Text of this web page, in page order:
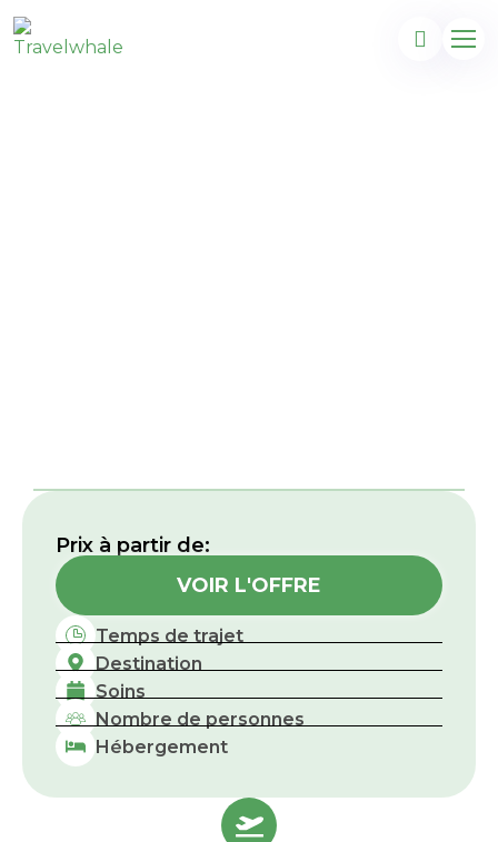
Prix ​​à partir de:
VOIR L'OFFRE
Temps de trajet
Destination
Soins
Nombre de personnes
Hébergement